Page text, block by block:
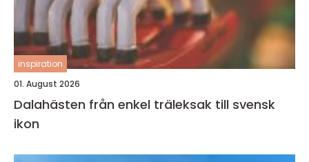
inspiration
01. August 2026
Dalahästen från enkel träleksak till svensk
ikon